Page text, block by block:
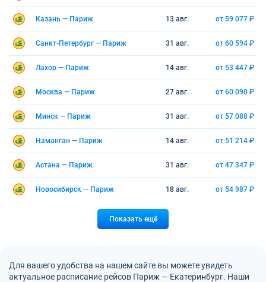
Казань — Париж 13 авг. от 59 077 ₽
Санкт-Петербург — Париж 31 авг. от 60 594 ₽
Лахор — Париж 14 авг. от 53 447 ₽
Москва — Париж 27 авг. от 60 090 ₽
Минск — Париж 31 авг. от 57 088 ₽
Наманган — Париж 14 авг. от 51 214 ₽
Астана — Париж 31 авг. от 47 347 ₽
Новосибирск — Париж 18 авг. от 54 987 ₽
Показать ещё
Для вашего удобства на нашем сайте вы можете увидеть
актуальное расписание рейсов Париж — Екатеринбург. Наши